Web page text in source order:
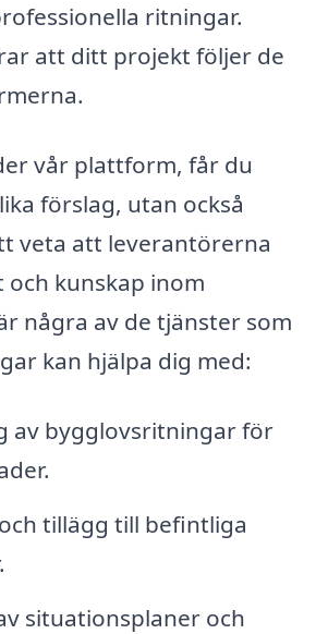
ritningar.
att ditt projekt följer de
vår plattform, får du
förslag, utan också
veta att leverantörerna
kunskap inom
några av de tjänster som
kan hjälpa dig med:
av bygglovsritningar för
tillägg till befintliga
situationsplaner och